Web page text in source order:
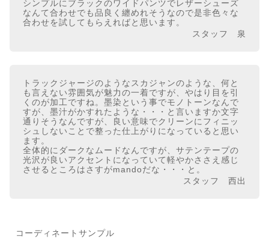
シンプルにブラックのワイドパンツでレザーシューズ
なんて合わせでも品良く纏めれそうなので是非色々な
合わせを試してもらえればと思います。
スタッフ 泉
トラックジャージのようなスカジャンのような、何と
も言えない雰囲気が魅力の一着ですが、やはり目を引
くのが加工ですね。墨染という事でモノトーンなんで
すが、墨汁がかすれたような・・・と言いますか文字
通りそうなんですが、良い意味でクリーンにフィニッ
シュしないことで整った仕上がりになっていると思い
ます。
全体的にダークなムードなんですが、サテンテープの
光沢が良いアクセントになっていて軽やかささえ感じ
させるところはさすがmandoだな・・・と。
スタッフ 西出
コーディネートサンプル